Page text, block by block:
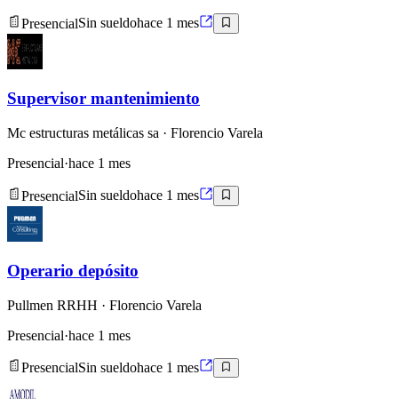
PresencialSin sueldohace 1 mes
Supervisor mantenimiento
Mc estructuras metálicas sa · Florencio Varela
Presencial·hace 1 mes
PresencialSin sueldohace 1 mes
Operario depósito
Pullmen RRHH · Florencio Varela
Presencial·hace 1 mes
PresencialSin sueldohace 1 mes